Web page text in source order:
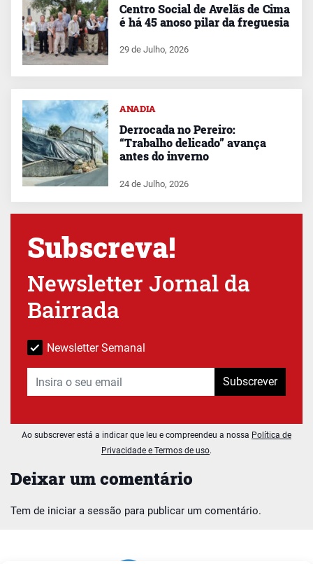
Deixar um comentário
Tem de iniciar a sessão para publicar um comentário.
Centro Social de Avelãs de Cima
é há 45 anoso pilar da freguesia
29 de Julho, 2026
ANADIA
Derrocada no Pereiro:
“Trabalho delicado” avança
antes do inverno
24 de Julho, 2026
Subscreva!
Newsletter Jornal da
Bairrada
Newsletter Semanal
Subscrever
Ao subscrever está a indicar que leu e compreendeu a nossa Política de
Privacidade e Termos de uso.